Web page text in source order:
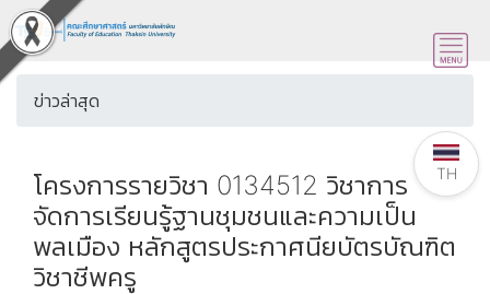
ข่าวล่าสุด
โครงการรายวิชา 0134512 วิชาการ
จัดการเรียนรู้ฐานชุมชนและความเป็น
พลเมือง หลักสูตรประกาศนียบัตรบัณฑิต
วิชาชีพครู
TH